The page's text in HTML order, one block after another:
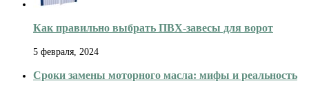
Как правильно выбрать ПВХ-завесы для ворот
5 февраля, 2024
Сроки замены моторного масла: мифы и реальность